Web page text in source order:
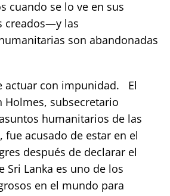
cuando se lo ve en sus
creados—y las
son abandonadas
actuar con impunidad. El
Holmes, subsecretario
humanitarios de las
fue acusado de estar en el
después de declarar el
Sri Lanka es uno de los
en el mundo para